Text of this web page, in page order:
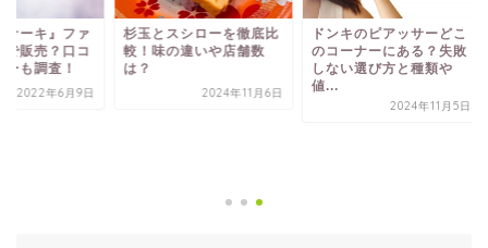
とスシローを徹底比
味の違いや店舗数
2024年11月6日
ドンキのピアッサーどこ
のコーナーにある？失敗
『生カヌレケーキ』